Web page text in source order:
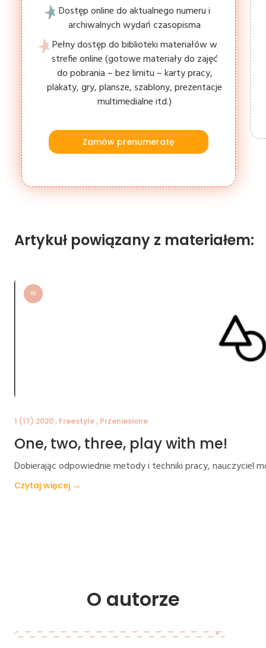
Dostęp online do aktualnego numeru i
archiwalnych wydań czasopisma
Pełny dostęp do biblioteki materiałów w
strefie online (gotowe materiały do zajęć
do pobrania – bez limitu – karty pracy,
plakaty, gry, plansze, szablony, prezentacje
multimedialne itd.)
Zamów prenumeratę
Artykuł powiązany z materiałem:
W
1 (17) 2020 , Freestyle , Przeniesione
One, two, three, play with me!
Dobierając odpowiednie metody i techniki pracy, nauczyciel
Czytaj więcej →
O autorze